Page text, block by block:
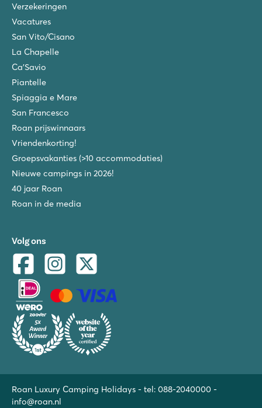
Verzekeringen
Vacatures
San Vito/Cisano
La Chapelle
Ca'Savio
Piantelle
Spiaggia e Mare
San Francesco
Roan prijswinnaars
Vriendenkorting!
Groepsvakanties (>10 accommodaties)
Nieuwe campings in 2026!
40 jaar Roan
Roan in de media
Volg ons
Roan Luxury Camping Holidays - tel: 088-2040000 -
info@roan.nl